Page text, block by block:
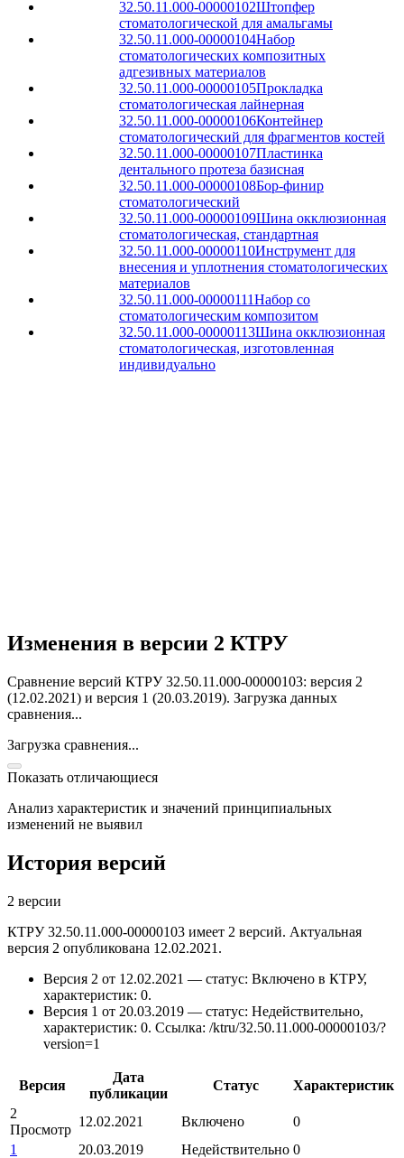
32.50.11.000-00000102Штопфер
стоматологической для амальгамы
32.50.11.000-00000104Набор
стоматологических композитных
адгезивных материалов
32.50.11.000-00000105Прокладка
стоматологическая лайнерная
32.50.11.000-00000106Контейнер
стоматологический для фрагментов костей
32.50.11.000-00000107Пластинка
дентального протеза базисная
32.50.11.000-00000108Бор-финир
стоматологический
32.50.11.000-00000109Шина окклюзионная
стоматологическая, стандартная
32.50.11.000-00000110Инструмент для
внесения и уплотнения стоматологических
материалов
32.50.11.000-00000111Набор со
стоматологическим композитом
32.50.11.000-00000113Шина окклюзионная
стоматологическая, изготовленная
индивидуально
Изменения в версии 2 КТРУ
Сравнение версий КТРУ 32.50.11.000-00000103: версия 2
(12.02.2021) и версия 1 (20.03.2019). Загрузка данных
сравнения...
Загрузка сравнения...
Показать отличающиеся
Анализ характеристик и значений принципиальных
изменений не выявил
История версий
2 версии
КТРУ 32.50.11.000-00000103 имеет 2 версий. Актуальная
версия 2 опубликована 12.02.2021.
Версия 2 от 12.02.2021 — статус: Включено в КТРУ,
характеристик: 0.
Версия 1 от 20.03.2019 — статус: Недействительно,
характеристик: 0. Ссылка: /ktru/32.50.11.000-00000103/?
version=1
Версия
Дата
публикации
Статус
Характеристик
2
Просмотр
12.02.2021 Включено
0
1
20.03.2019 Недействительно 0